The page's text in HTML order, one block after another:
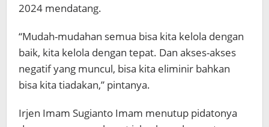
2024 mendatang.
“Mudah-mudahan semua bisa kita kelola dengan
baik, kita kelola dengan tepat. Dan akses-akses
negatif yang muncul, bisa kita eliminir bahkan
bisa kita tiadakan,” pintanya.
Irjen Imam Sugianto Imam menutup pidatonya